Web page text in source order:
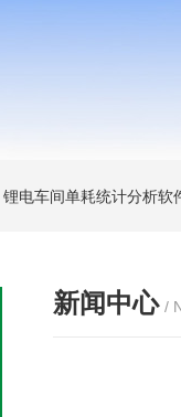
锂电车间单耗统计分析软
新闻中心 /